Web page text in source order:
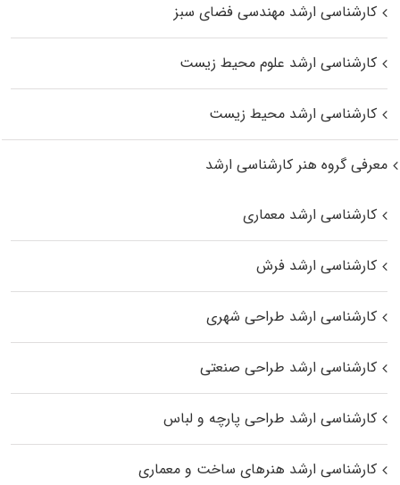
کارشناسی ارشد مهندسی فضای سبز
کارشناسی ارشد علوم محیط‌ زیست
کارشناسی ارشد محیط زیست
معرفی گروه هنر کارشناسی ارشد
کارشناسی ارشد معماری
کارشناسی ارشد فرش
کارشناسی ارشد طراحی شهری
کارشناسی ارشد طراحی صنعتی
کارشناسی ارشد طراحی پارچه و لباس
کارشناسی ارشد هنرهای ساخت و معماری